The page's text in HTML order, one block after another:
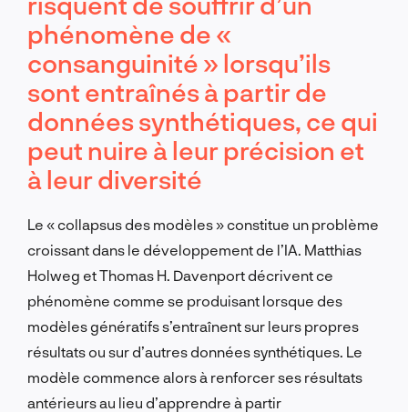
phénomène de «
consanguinité » lorsqu’ils
sont entraînés à partir de
données synthétiques, ce qui
peut nuire à leur précision et
à leur diversité
Le « collapsus des modèles » constitue un problème
croissant dans le développement de l’IA. Matthias
Holweg et Thomas H. Davenport décrivent ce
phénomène comme se produisant lorsque des
modèles génératifs s’entraînent sur leurs propres
résultats ou sur d’autres données synthétiques. Le
modèle commence alors à renforcer ses résultats
antérieurs au lieu d’apprendre à partir